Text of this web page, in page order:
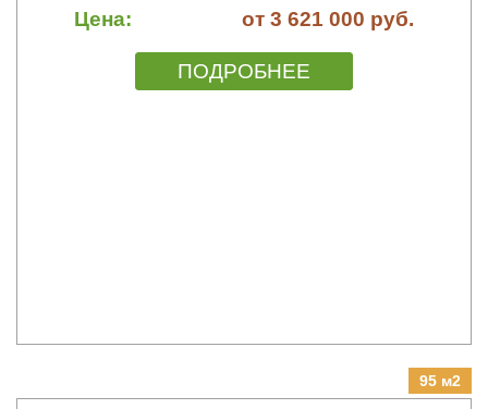
Цена: от 3 621 000 руб.
ПОДРОБНЕЕ
95 м2